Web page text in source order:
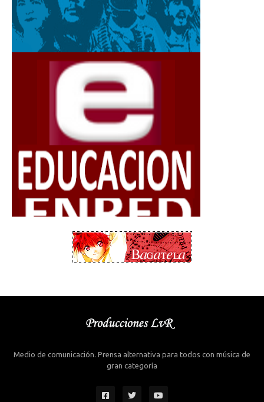
Medio de comunicación. Prensa alternativa para todos con música de
gran categoría